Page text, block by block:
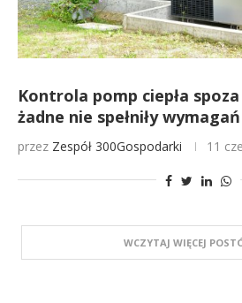
Kontrola pomp ciepła
żadne nie spełniły
przez Zespół 300Gospodarki 11
WCZYTAJ WIĘCEJ